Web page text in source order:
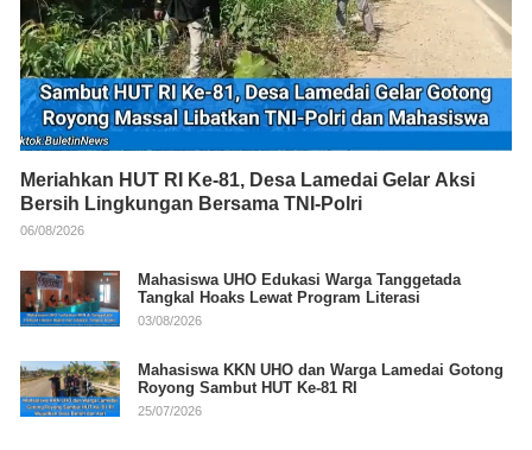
Meriahkan HUT RI Ke-81, Desa Lamedai Gelar Aksi
Bersih Lingkungan Bersama TNI-Polri
06/08/2026
Mahasiswa UHO Edukasi Warga Tanggetada
Tangkal Hoaks Lewat Program Literasi
03/08/2026
Mahasiswa KKN UHO dan Warga Lamedai Gotong
Royong Sambut HUT Ke-81 RI
25/07/2026